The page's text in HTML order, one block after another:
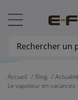
Accueil Blog
Le vapoteur en